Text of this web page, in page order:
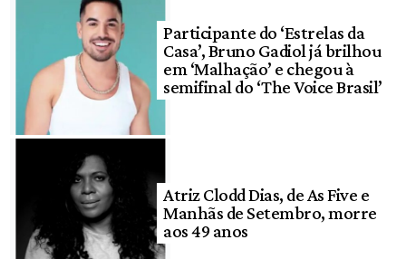
Participante do ‘Estrelas da
Casa’, Bruno Gadiol já brilhou
em ‘Malhação’ e chegou à
semifinal do ‘The Voice Brasil’
Atriz Clodd Dias, de As Five e
Manhãs de Setembro, morre
aos 49 anos